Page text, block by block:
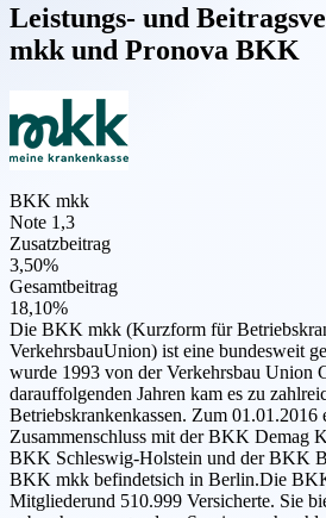
Leistungs- und
mkk und Pronova BKK
BKK mkk
Note 1,3
Zusatzbeitrag
3,50%
Gesamtbeitrag
18,10%
Die BKK mkk (Kurzform für
VerkehrsbauUnion) ist eine bundesweit
wurde 1993 von der Verkehrsbau Union
darauffolgenden Jahren kam es zu
Betriebskrankenkassen. Zum 01.01.2016
Zusammenschluss mit der BKK Demag
BKK Schleswig-Holstein und der BKK
BKK mkk befindetsich in Berlin.Die
Mitgliederund 510.999 Versicherte. Sie